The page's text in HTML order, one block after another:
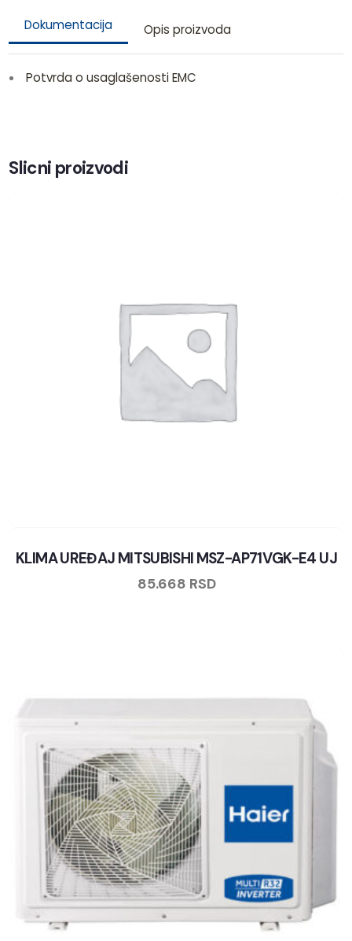
Dokumentacija Opis proizvoda
Potvrda o usaglašenosti EMC
Slicni proizvodi
KLIMA UREĐAJ MITSUBISHI MSZ-AP71VGK-E4 UJ
85.668 RSD